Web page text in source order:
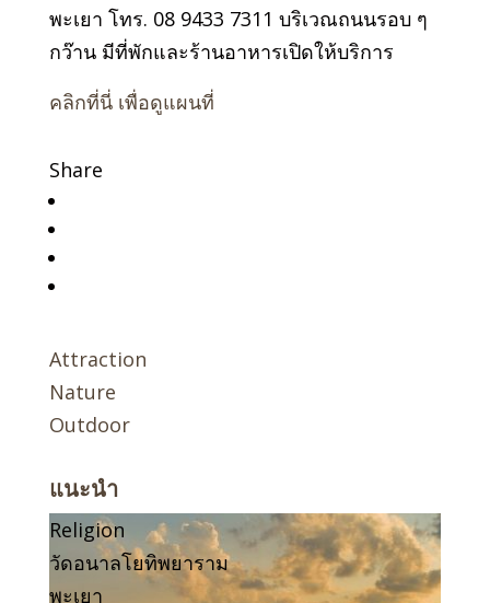
พะเยา โทร. 08 9433 7311 บริเวณถนนรอบ ๆ
กว๊าน มีที่พักและร้านอาหารเปิดให้บริการ
คลิกที่นี่ เพื่อดูแผนที่
Share
Attraction
Nature
Outdoor
แนะนำ
Religion
วัดอนาลโยทิพยาราม
พะเยา